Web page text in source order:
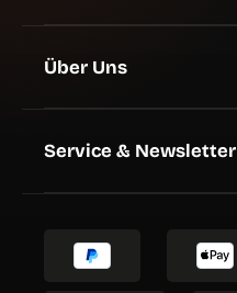
Über Uns
Service & Newsletter